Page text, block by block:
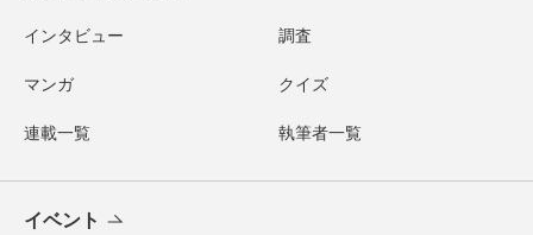
インタビュー 調査
マンガ クイズ
連載一覧 執筆者一覧
イベント